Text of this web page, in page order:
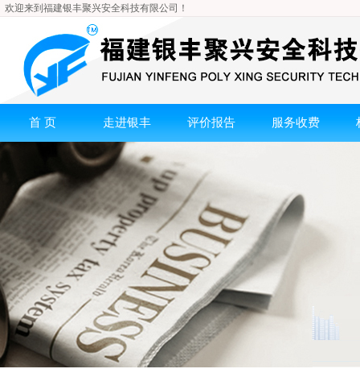
欢迎来到福建银丰聚兴安全科技有限公司！
首 页 走进银丰 评价报告 服务收费